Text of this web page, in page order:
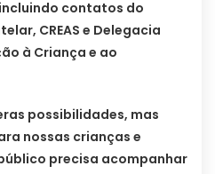
contatos do
CREAS e Delegacia
à Criança e ao
possibilidades, mas
nossas crianças e
precisa acompanhar